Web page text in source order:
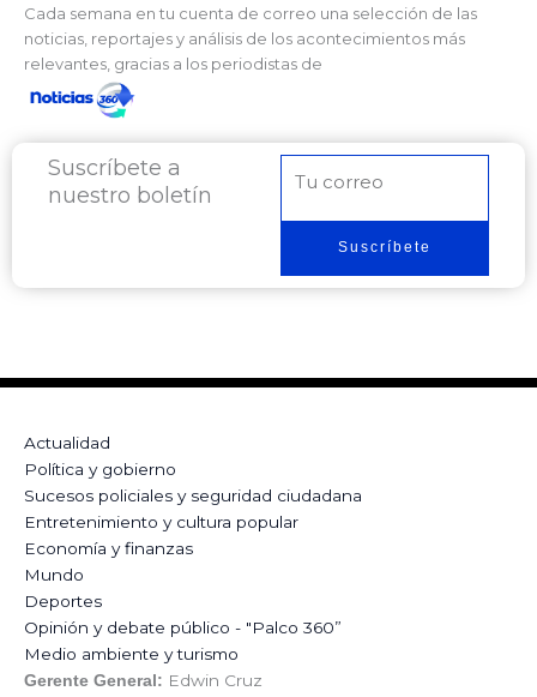
Cada semana en tu cuenta de correo una selección de las
noticias, reportajes y análisis de los acontecimientos más
relevantes, gracias a los periodistas de
Suscríbete a
nuestro boletín
electrónico
Suscríbete
Actualidad
Política y gobierno
Sucesos policiales y seguridad ciudadana
Entretenimiento y cultura popular
Economía y finanzas
Mundo
Deportes
Opinión y debate público - "Palco 360”
Medio ambiente y turismo
Gerente General: Edwin Cruz